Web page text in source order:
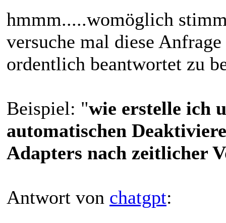
hmmm.....womöglich
versuche mal diese
ordentlich beantwortet zu
Beispiel: "wie erstelle ich
automatischen
Adapters nach zeitlicher
Antwort von chatgpt: